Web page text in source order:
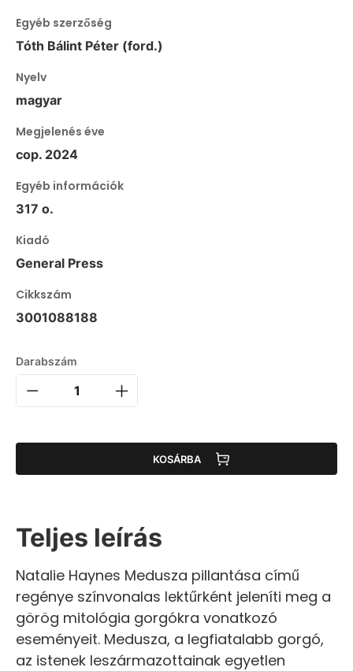
Egyéb szerzőség
Tóth Bálint Péter (ford.)
Nyelv
magyar
Megjelenés éve
cop. 2024
Egyéb információk
317 o.
Kiadó
General Press
Cikkszám
3001088188
Darabszám
KOSÁRBA
Teljes leírás
Natalie Haynes Medusza pillantása című
regénye színvonalas lektűrként jeleníti meg a
görög mitológia gorgókra vonatkozó
eseményeit. Medusza, a legfiatalabb gorgó,
az istenek leszármazottainak egyetlen